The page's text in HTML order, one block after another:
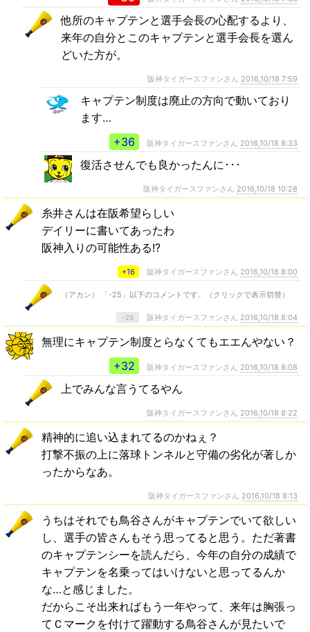
他所のキャプテンと選手会長の心配するより、
来年の自分とこのキャプテンと選手会長を選ん
どいた方が。
阪神タイガースファンさん 2016,10/18 7:59
キャプテン制度は廃止の方向で動いており
ます…
+36
阪神タイガースファンさん 2016,10/18 8:33
復活させんでも良かったんに･･･
阪神タイガースファンさん 2016,10/18 10:28
糸井さんは在阪希望らしい
デイリーに書いてあったわ
阪神入りの可能性ある!?
+16 阪神タイガースファンさん 2016,10/18 8:00
（アカン） 「-25」以下のコメントです。（クリックで表示切替）
-28 阪神タイガースファンさん 2016,10/18 8:04
無理にキャプテン制度とらなくてもエエんやない？
+32
阪神タイガースファンさん 2016,10/18 8:08
上でみんな言うてるやん
阪神タイガースファンさん 2016,10/18 8:22
精神的に追い込まれてるのかねぇ？
打撃不振の上に落球トンネルと守備の劣化が著しか
ったからなあ。
阪神タイガースファンさん 2016,10/18 8:13
うちはそれでも鳥谷さんがキャプテンでいて欲しい
し、選手の皆さんもそう思ってると思う。ただ著書
のキャプテンシーを読んだら、今年の自分の成績で
キャプテンを名乗ってはいけないと思ってるんか
な…と感じました。
だからこそ出来ればもう一年やって、来年は胸張っ
てＣマークを付けて躍動する鳥谷さんが見たいで